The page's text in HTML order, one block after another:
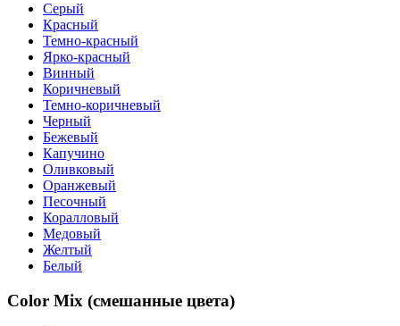
Серый
Красный
Темно-красный
Ярко-красный
Винный
Коричневый
Темно-коричневый
Черный
Бежевый
Капучино
Оливковый
Оранжевый
Песочный
Коралловый
Медовый
Желтый
Белый
Color Mix (смешанные цвета)